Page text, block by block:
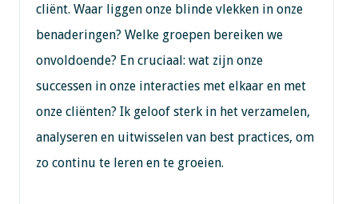
cliënt. Waar liggen onze blinde vlekken in onze
benaderingen? Welke groepen bereiken we
onvoldoende? En cruciaal: wat zijn onze
successen in onze interacties met elkaar en met
onze cliënten? Ik geloof sterk in het verzamelen,
analyseren en uitwisselen van best practices, om
zo continu te leren en te groeien.